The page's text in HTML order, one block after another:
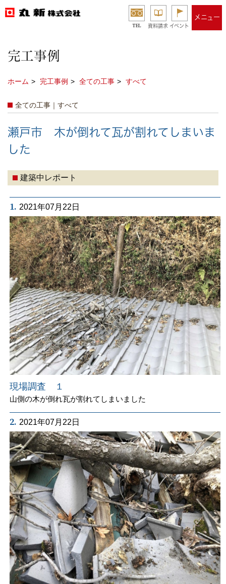
TEL 資料請求 イベント
メニュー
完工事例
ホーム 完工事例 全ての工事 すべて
全ての工事｜すべて
瀬戸市 木が倒れて瓦が割れてしまいま
した
建築中レポート
1. 2021年07月22日
現場調査 １
山側の木が倒れ瓦が割れてしまいました
2. 2021年07月22日